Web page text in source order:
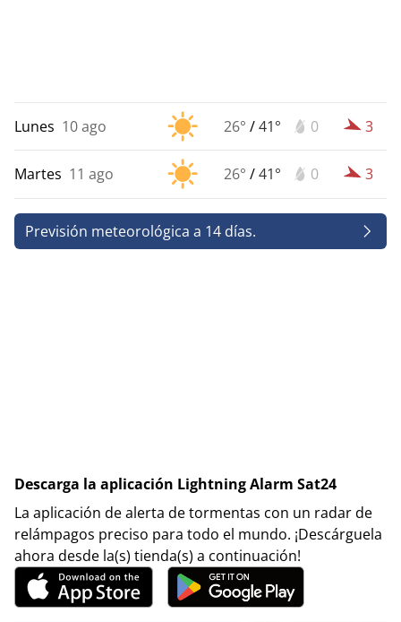
Lunes 10 ago 26° /41° 0 3
Martes 11 ago 26° /41° 0 3
Previsión meteorológica a 14 días.
Descarga la aplicación Lightning Alarm Sat24
La aplicación de alerta de tormentas con un radar de
relámpagos preciso para todo el mundo. ¡Descárguela
ahora desde la(s) tienda(s) a continuación!